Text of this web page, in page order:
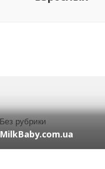
Без рубрики
MilkBaby.com.ua